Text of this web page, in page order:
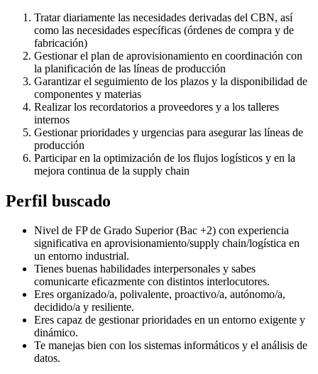
Tratar diariamente las necesidades derivadas del CBN, así
como las necesidades específicas (órdenes de compra y de
fabricación)
Gestionar el plan de aprovisionamiento en coordinación con
la planificación de las líneas de producción
Garantizar el seguimiento de los plazos y la disponibilidad de
componentes y materias
Realizar los recordatorios a proveedores y a los talleres
internos
Gestionar prioridades y urgencias para asegurar las líneas de
producción
Participar en la optimización de los flujos logísticos y en la
mejora continua de la supply chain
Perfil buscado
Nivel de FP de Grado Superior (Bac +2) con experiencia
significativa en aprovisionamiento/supply chain/logística en
un entorno industrial.
Tienes buenas habilidades interpersonales y sabes
comunicarte eficazmente con distintos interlocutores.
Eres organizado/a, polivalente, proactivo/a, autónomo/a,
decidido/a y resiliente.
Eres capaz de gestionar prioridades en un entorno exigente y
dinámico.
Te manejas bien con los sistemas informáticos y el análisis de
datos.